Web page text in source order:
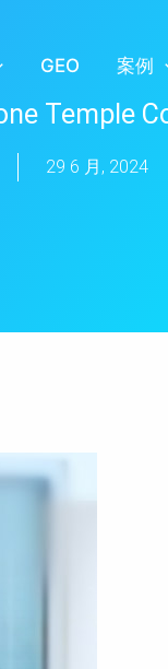
GEO 案例
Temple
29 6 月, 2024